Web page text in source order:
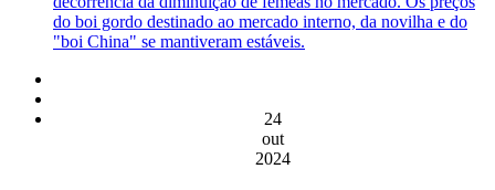
do boi gordo destinado ao mercado interno, da novilha e do
"boi China" se mantiveram estáveis.
24
out
2024